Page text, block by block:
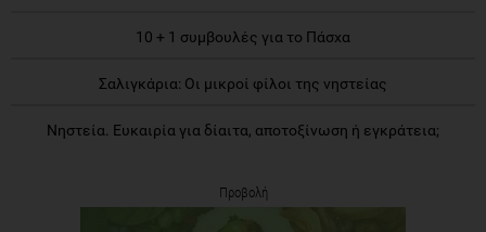
10 + 1 συμβουλές για το Πάσχα
Σαλιγκάρια: Οι μικροί φίλοι της νηστείας
Νηστεία. Ευκαιρία για δίαιτα, αποτοξίνωση ή εγκράτεια;
Προβολή